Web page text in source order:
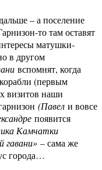
– а поселение
то там оставят
матушки-
в другом
вспомнят, когда
(первым
визитов наши
(Павел и вовсе
появится
Камчатки
гавани» – сама же
города…